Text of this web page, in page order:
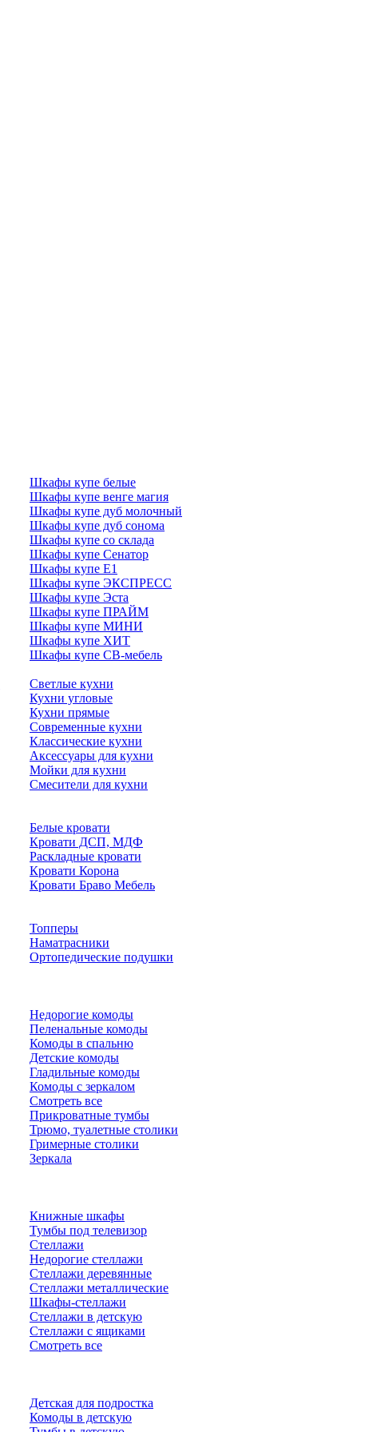
Шкафы купе белые
Шкафы купе венге магия
Шкафы купе дуб молочный
Шкафы купе дуб сонома
Шкафы купе со склада
Шкафы купе Сенатор
Шкафы купе Е1
Шкафы купе ЭКСПРЕСС
Шкафы купе Эста
Шкафы купе ПРАЙМ
Шкафы купе МИНИ
Шкафы купе ХИТ
Шкафы купе СВ-мебель
Светлые кухни
Кухни угловые
Кухни прямые
Современные кухни
Классические кухни
Аксессуары для кухни
Мойки для кухни
Смесители для кухни
Белые кровати
Кровати ДСП, МДФ
Раскладные кровати
Кровати Корона
Кровати Браво Мебель
Топперы
Наматрасники
Ортопедические подушки
Недорогие комоды
Пеленальные комоды
Комоды в спальню
Детские комоды
Гладильные комоды
Комоды с зеркалом
Смотреть все
Прикроватные тумбы
Трюмо, туалетные столики
Гримерные столики
Зеркала
Книжные шкафы
Тумбы под телевизор
Стеллажи
Недорогие стеллажи
Стеллажи деревянные
Стеллажи металлические
Шкафы-стеллажи
Стеллажи в детскую
Стеллажи с ящиками
Смотреть все
Детская для подростка
Комоды в детскую